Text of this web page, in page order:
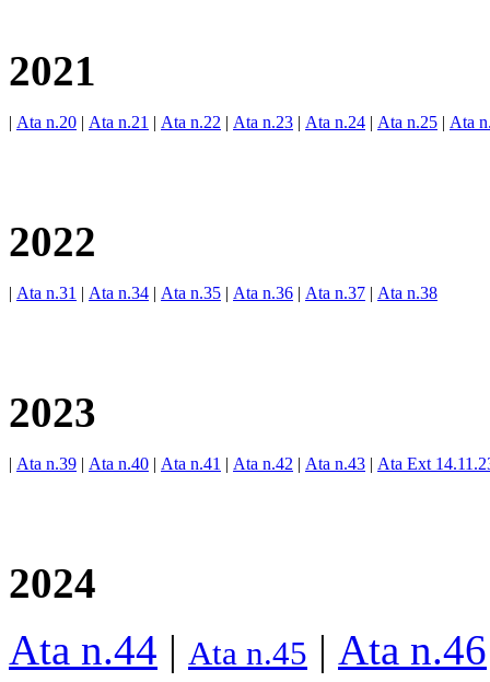
2021
| Ata n.20 | Ata n.21 | Ata n.22 | Ata n.23 | Ata n.24 | Ata n.25 | Ata
2022
| Ata n.31 | Ata n.34 | Ata n.35 | Ata n.36 | Ata n.37 | Ata n.38
2023
| Ata n.39 | Ata n.40 | Ata n.41 | Ata n.42 | Ata n.43 | Ata Ext
2024
Ata n.44 | Ata n.45 | Ata n.46